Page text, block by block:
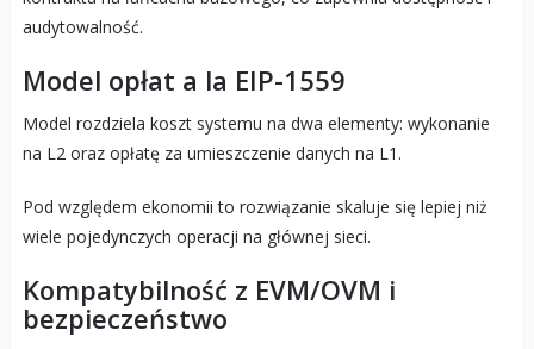
audytowalność.
Model opłat a la EIP-1559
Model rozdziela koszt systemu na dwa elementy: wykonanie
na L2 oraz opłatę za umieszczenie danych na L1.
Pod względem ekonomii to rozwiązanie skaluje się lepiej niż
wiele pojedynczych operacji na głównej sieci.
Kompatybilność z EVM/OVM i
bezpieczeństwo